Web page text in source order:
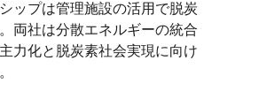
ップは管理施設の活用で脱炭
両社は分散エネルギーの統合
力化と脱炭素社会実現に向け